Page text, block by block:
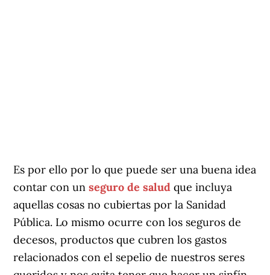
Es por ello por lo que puede ser una buena idea
contar con unseguro de saludque incluya
aquellas cosas no cubiertas por la Sanidad
Pública. Lo mismo ocurre con los seguros de
decesos, productos que cubren los gastos
relacionados con el sepelio de nuestros seres